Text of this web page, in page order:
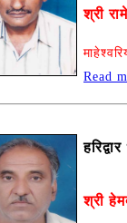
श्री
Read
श्री